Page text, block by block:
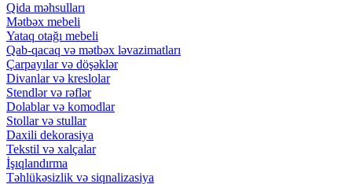
Qida məhsulları
Mətbəx mebeli
Yataq otağı mebeli
Qab-qacaq və mətbəx ləvazimatları
Çarpayılar və döşəklər
Divanlar və kreslolar
Stendlər və rəflər
Dolablar və komodlar
Stollar və stullar
Daxili dekorasiya
Tekstil və xalçalar
İşıqlandırma
Təhlükəsizlik və siqnalizasiya